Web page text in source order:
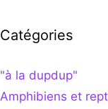
Catégories
"à la dupdup"
Amphibiens et